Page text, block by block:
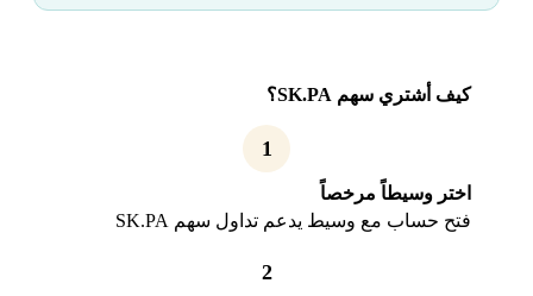
كيف أشتري سهم SK.PA؟
1
اختر وسيطاً مرخصاً
فتح حساب مع وسيط يدعم تداول سهم SK.PA
2